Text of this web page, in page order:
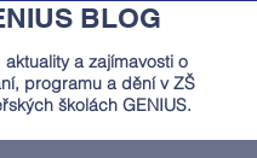
BLOG
aktuality a zajímavosti o
programu a dění v ZŠ
školách GENIUS.